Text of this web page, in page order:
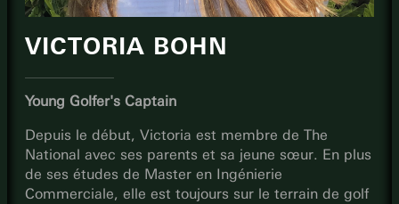
VICTORIA BOHN
Young Golfer's Captain
Depuis le début, Victoria est membre de The
National avec ses parents et sa jeune sœur. En plus
de ses études de Master en Ingénierie
Commerciale, elle est toujours sur le terrain de golf